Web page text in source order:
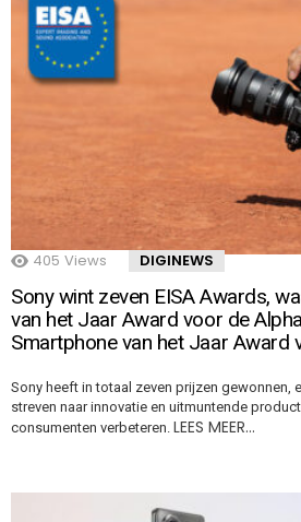
405 Views DIGINEWS
Sony wint zeven EISA Awards,
van het Jaar Award voor de
Smartphone van het Jaar Award
Sony heeft in totaal zeven prijzen gewonnen,
streven naar innovatie en uitmuntende
consumenten verbeteren. LEES MEER…